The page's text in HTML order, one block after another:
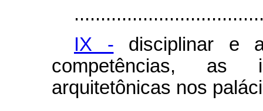
IX - disciplinar e
competências, as
arquitetônicas nos